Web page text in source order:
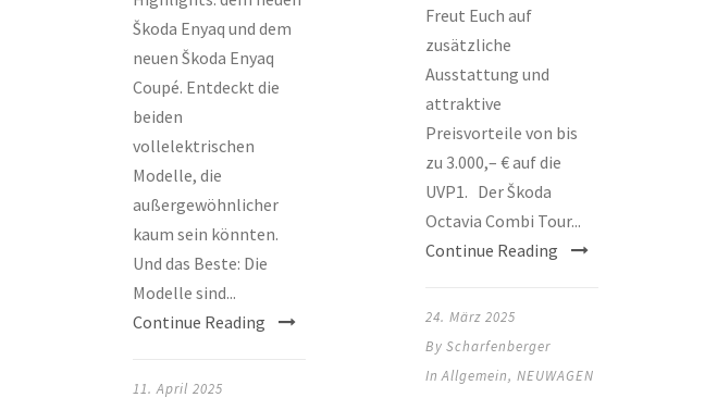
Škoda Enyaq und dem
neuen Škoda Enyaq
Coupé. Entdeckt die
beiden
vollelektrischen
Modelle, die
außergewöhnlicher
kaum sein könnten.
Und das Beste: Die
Modelle sind...
Continue Reading
11. April 2025
Freut Euch auf
zusätzliche
Ausstattung und
attraktive
Preisvorteile von bis
zu 3.000,– € auf die
UVP1. Der Škoda
Octavia Combi Tour...
Continue Reading
24. März 2025
By Scharfenberger
In Allgemein, NEUWAGEN